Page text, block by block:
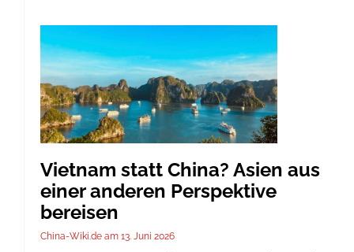
Vietnam statt China? Asien aus
einer anderen Perspektive
bereisen
China-Wiki.de 13. Juni 2026